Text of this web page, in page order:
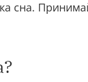
сна.